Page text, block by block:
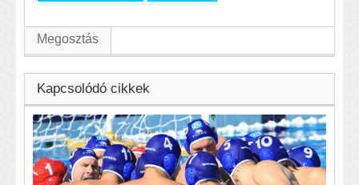
Megosztás
Kapcsolódó cikkek